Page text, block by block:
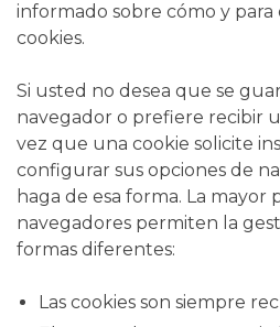
informado sobre cómo y para
cookies.
Si usted no desea que se
navegador o prefiere recibir
vez que una cookie solicite
configurar sus opciones de
haga de esa forma. La mayor
navegadores permiten la
formas diferentes:
Las cookies son siempre